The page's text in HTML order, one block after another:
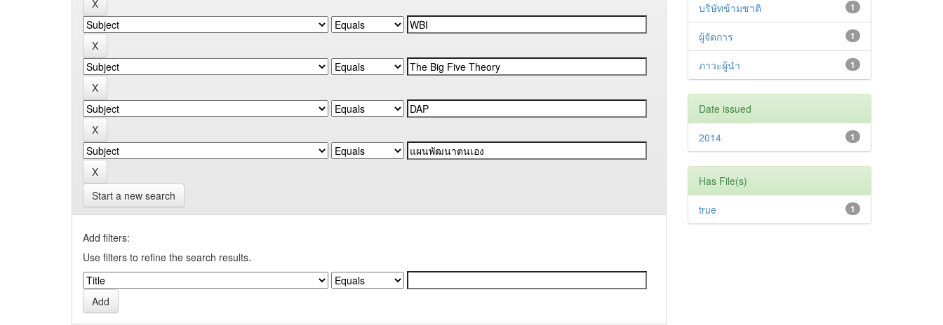
Start a new search
Add filters:
Use filters to refine the search results.
1
บริษัทข้ามชาติ
1
ผู้จัดการ
1
ภาวะผู้นำ
Date issued
1
2014
Has File(s)
1
true